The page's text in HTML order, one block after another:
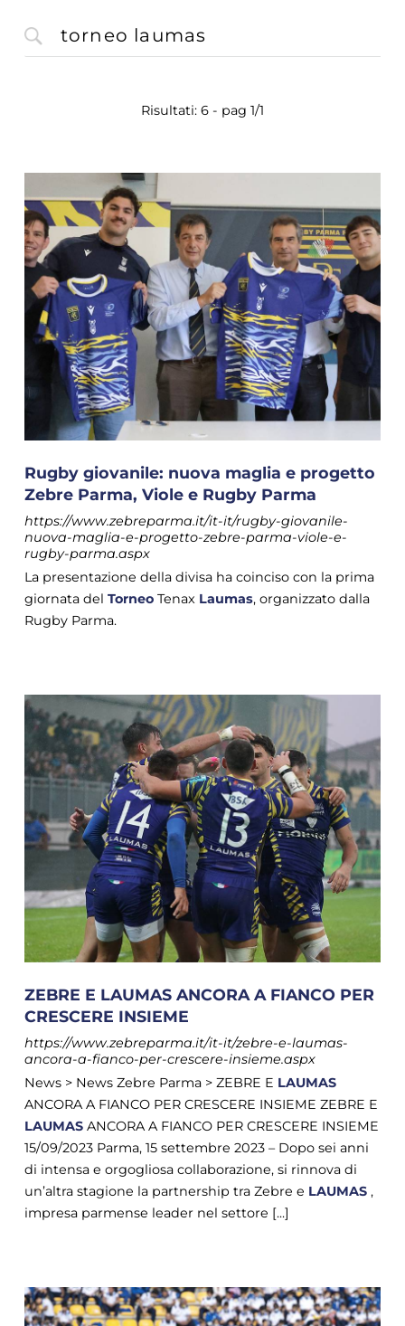
Risultati: 6 - pag 1/1
Rugby giovanile: nuova maglia e progetto
Zebre Parma, Viole e Rugby Parma
https://www.zebreparma.it/it-it/rugby-giovanile-
nuova-maglia-e-progetto-zebre-parma-viole-e-
rugby-parma.aspx
La presentazione della divisa ha coinciso con la prima
giornata del TorneoTenax Laumas, organizzato dalla
Rugby Parma.
ZEBRE E LAUMAS ANCORA A FIANCO PER
CRESCERE INSIEME
https://www.zebreparma.it/it-it/zebre-e-laumas-
ancora-a-fianco-per-crescere-insieme.aspx
News > News Zebre Parma > ZEBRE E LAUMAS
ANCORA A FIANCO PER CRESCERE INSIEME ZEBRE E
LAUMASANCORA A FIANCO PER CRESCERE INSIEME
15/09/2023 Parma, 15 settembre 2023 – Dopo sei anni
di intensa e orgogliosa collaborazione, si rinnova di
un’altra stagione la partnership tra Zebre e LAUMAS,
impresa parmense leader nel settore [...]